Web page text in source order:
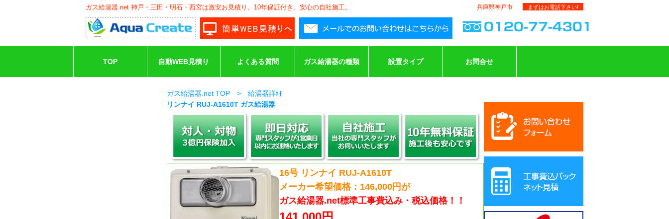
ガス給湯器.net 神戸・三田・明石・西宮は激安お見積り。10年保証付き。安心の自社施工。 兵庫県神戸市 まずはお電話下さい!
TOP 自動WEB見積り よくある質問 ガス給湯器の種類 設置タイプ お問合せ
ガス給湯器.net TOP > 給湯器詳細
リンナイ RUJ-A1610T ガス給湯器
16号 リンナイ RUJ-A1610T
メーカー希望価格：146,000円が
ガス給湯器.net標準工事費込み・税込価格！！